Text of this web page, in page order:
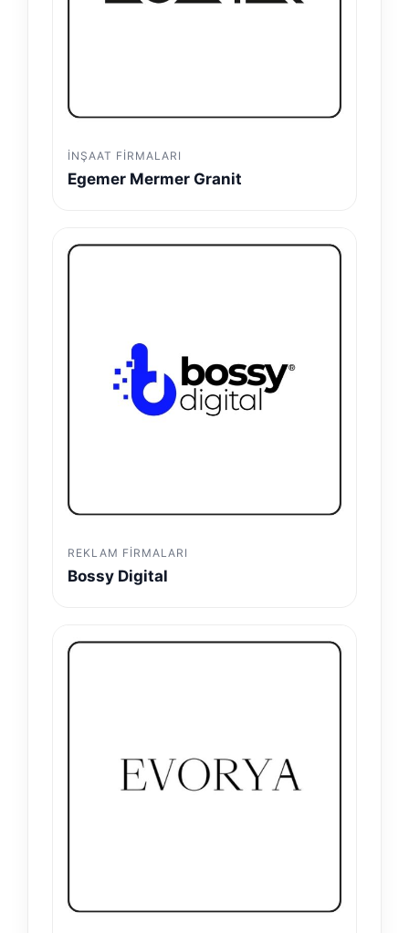
İNŞAAT FIRMALARI
Egemer Mermer Granit
REKLAM FIRMALARI
Bossy Digital